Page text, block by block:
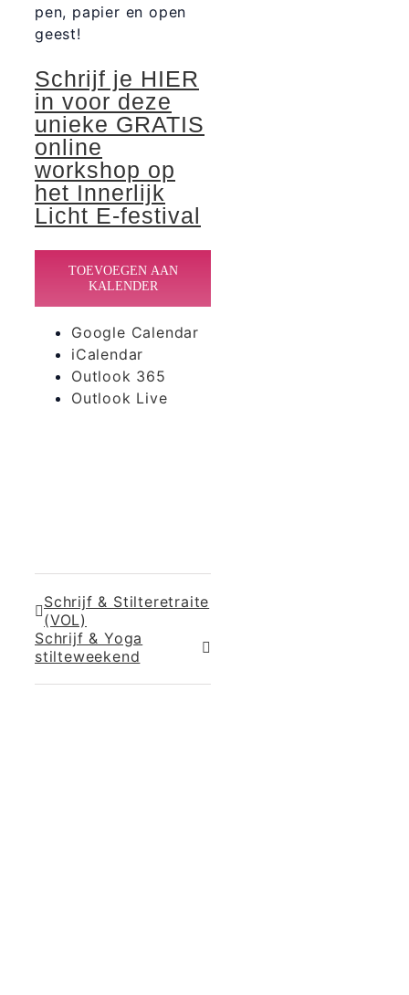
pen, papier en open
geest!
Schrijf je HIER
in voor deze
unieke GRATIS
online
workshop op
het Innerlijk
Licht E-festival
TOEVOEGEN AAN
KALENDER
Google Calendar
iCalendar
Outlook 365
Outlook Live
Schrijf & Stilteretraite
(VOL)
Schrijf & Yoga
stilteweekend